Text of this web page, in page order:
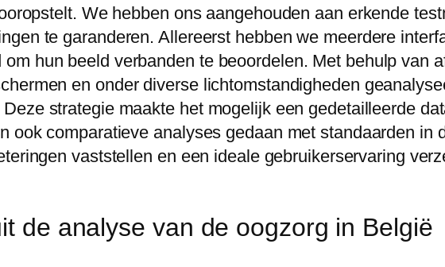
We hebben ons aangehouden aan erkende
te garanderen. Allereerst hebben we meerdere
hun beeld verbanden te beoordelen. Met behulp van
en onder diverse lichtomstandigheden
strategie maakte het mogelijk een gedetailleerde
ook comparatieve analyses gedaan met standaarden in
vaststellen en een ideale gebruikerservaring
de analyse van de oogzorg in België